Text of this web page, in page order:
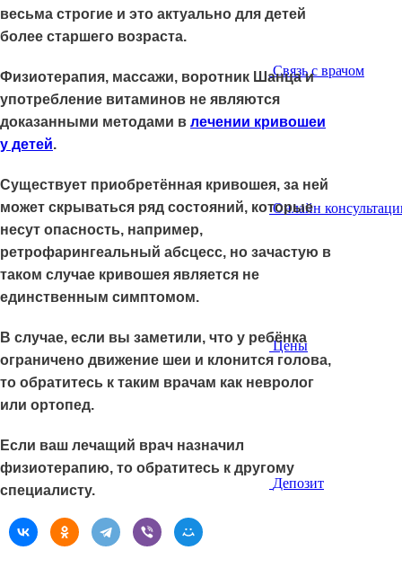
Связь с врачом
Онлайн
Цены
Депозит
весьма строгие и это актуально для детей
более старшего возраста.
Физиотерапия, массажи, воротник Шанца и
употребление витаминов не являются
доказанными методами в лечении кривошеи
у детей.
Существует приобретённая кривошея, за ней
может скрываться ряд состояний, которые
несут опасность, например,
ретрофарингеальный абсцесс, но зачастую в
таком случае кривошея является не
единственным симптомом.
В случае, если вы заметили, что у ребёнка
ограничено движение шеи и клонится голова,
то обратитесь к таким врачам как невролог
или ортопед.
Если ваш лечащий врач назначил
физиотерапию, то обратитесь к другому
специалисту.